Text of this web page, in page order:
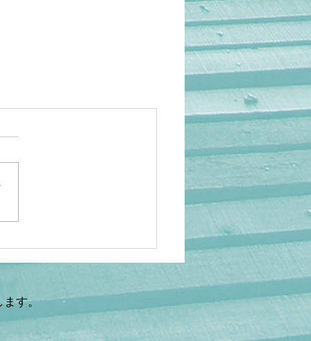
ます。